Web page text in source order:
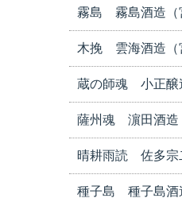
霧島 霧島酒造（
木挽 雲海酒造（
蔵の師魂 小正醸
薩州魂 濵田酒造
晴耕雨読 佐多宗
種子島 種子島酒